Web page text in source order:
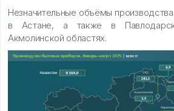
Незначительные объёмы
в Астане, а также в
Акмолинской областях.